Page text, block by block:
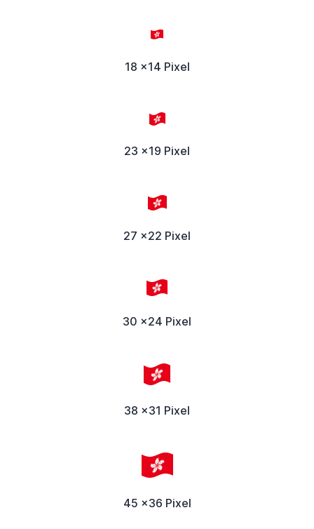
18 x14 Pixel
23 x19 Pixel
27 x22 Pixel
30 x24 Pixel
38 x31 Pixel
45 x36 Pixel